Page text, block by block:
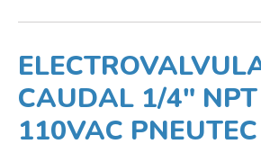
CAUDAL 1/4″
110VAC PNEUTEC